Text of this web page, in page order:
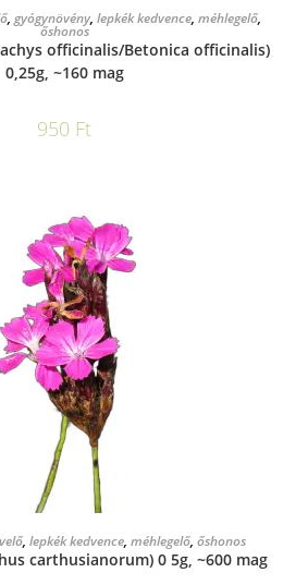
KOSÁRBA TESZEM
, gyógynövény, lepkék kedvence, méhlegelő,
őshonos
officinalis/Betonica officinalis)
0,25g, ~160 mag
950 Ft
KOSÁRBA TESZEM
, lepkék kedvence, méhlegelő, őshonos
carthusianorum) 0 5g, ~600 mag